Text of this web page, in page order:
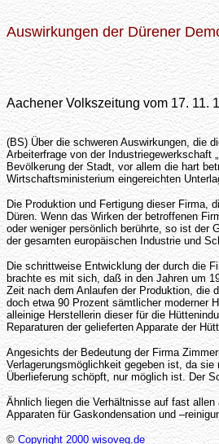
Auswirkungen der Dürener
Aachener Volkszeitung vom 17. 11.
(BS) Über die schweren Auswirkungen, die
Arbeiterfrage von der Industriegewerkschaft
Bevölkerung der Stadt, vor allem die hart
Wirtschaftsministerium eingereichten
Die Produktion und Fertigung dieser Firma,
Düren. Wenn das Wirken der betroffenen
oder weniger persönlich berührte, so ist der
der gesamten europäischen Industrie und
Die schrittweise Entwicklung der durch die
brachte es mit sich, daß in den Jahren um
Zeit nach dem Anlaufen der Produktion, die
doch etwa 90 Prozent sämtlicher moderner
alleinige Herstellerin dieser für die
Reparaturen der gelieferten Apparate der
Angesichts der Bedeutung der Firma
Verlagerungsmöglichkeit gegeben ist, da
Überlieferung schöpft, nur möglich ist. Der
Ähnlich liegen die Verhältnisse auf fast
Apparaten für Gaskondensation und
© Copyright 2000 wisoveg.de